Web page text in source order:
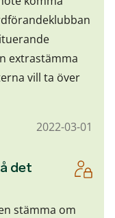
extrastämma
vill ta över
2022-03-01
det
stämma om